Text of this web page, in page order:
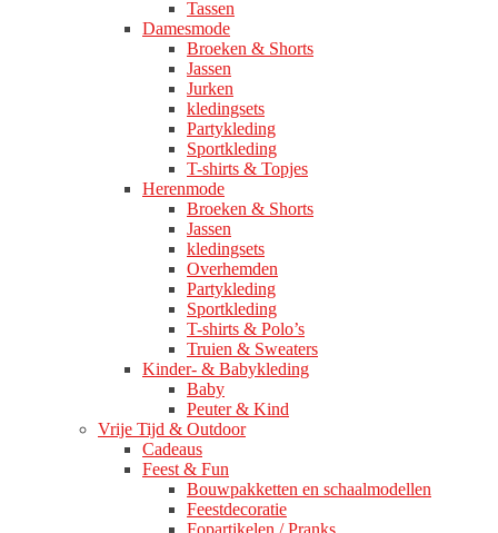
Tassen
Damesmode
Broeken & Shorts
Jassen
Jurken
kledingsets
Partykleding
Sportkleding
T-shirts & Topjes
Herenmode
Broeken & Shorts
Jassen
kledingsets
Overhemden
Partykleding
Sportkleding
T-shirts & Polo’s
Truien & Sweaters
Kinder- & Babykleding
Baby
Peuter & Kind
Vrije Tijd & Outdoor
Cadeaus
Feest & Fun
Bouwpakketten en schaalmodellen
Feestdecoratie
Fopartikelen / Pranks